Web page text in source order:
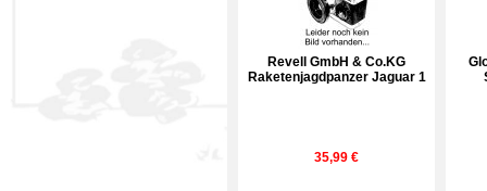
Revell GmbH & Co.KG
Raketenjagdpanzer Jaguar 1
35,99 €